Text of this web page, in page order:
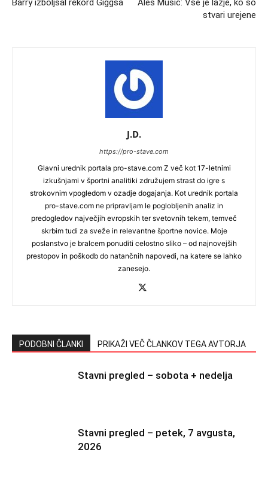
Barry izboljšal rekord Giggsa
Aleš Mušič: Vse je lažje, ko so
stvari urejene
J.D.
https://pro-stave.com
Glavni urednik portala pro-stave.com Z več kot 17-letnimi
izkušnjami v športni analitiki združujem strast do igre s
strokovnim vpogledom v ozadje dogajanja. Kot urednik portala
pro-stave.com ne pripravljam le poglobljenih analiz in
predogledov največjih evropskih ter svetovnih tekem, temveč
skrbim tudi za sveže in relevantne športne novice. Moje
poslanstvo je bralcem ponuditi celostno sliko – od najnovejših
prestopov in poškodb do natančnih napovedi, na katere se lahko
zanesejo.
PODOBNI ČLANKI PRIKAŽI VEČ ČLANKOV TEGA AVTORJA
Stavni pregled – sobota + nedelja
Stavni pregled – petek, 7 avgusta,
2026